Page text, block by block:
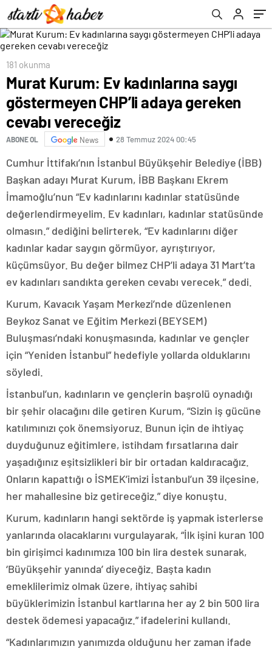
vereceğiz
181 okunma
Murat Kurum: Ev kadınlarına saygı
göstermeyen CHP’li adaya gereken
cevabı vereceğiz
ABONE OL News 28 Temmuz 2024 00:45
Cumhur İttifakı’nın İstanbul Büyükşehir Belediye (İBB)
Başkan adayı Murat Kurum, İBB Başkanı Ekrem
İmamoğlu’nun “Ev kadınlarını kadınlar statüsünde
değerlendirmeyelim. Ev kadınları, kadınlar statüsünde
olmasın.” dediğini belirterek, “Ev kadınlarını diğer
kadınlar kadar saygın görmüyor, ayrıştırıyor,
küçümsüyor. Bu değer bilmez CHP’li adaya 31 Mart’ta
ev kadınları sandıkta gereken cevabı verecek.” dedi.
Kurum, Kavacık Yaşam Merkezi’nde düzenlenen
Beykoz Sanat ve Eğitim Merkezi (BEYSEM)
Buluşması’ndaki konuşmasında, kadınlar ve gençler
için “Yeniden İstanbul” hedefiyle yollarda olduklarını
söyledi.
İstanbul’un, kadınların ve gençlerin başrolü oynadığı
bir şehir olacağını dile getiren Kurum, “Sizin iş gücüne
katılımınızı çok önemsiyoruz. Bunun için de ihtiyaç
duyduğunuz eğitimlere, istihdam fırsatlarına dair
yaşadığınız eşitsizlikleri bir bir ortadan kaldıracağız.
Onların kapattığı o İSMEK’imizi İstanbul’un 39 ilçesine,
her mahallesine biz getireceğiz.” diye konuştu.
Kurum, kadınların hangi sektörde iş yapmak isterlerse
yanlarında olacaklarını vurgulayarak, “İlk işini kuran 100
bin girişimci kadınımıza 100 bin lira destek sunarak,
‘Büyükşehir yanında’ diyeceğiz. Başta kadın
emeklilerimiz olmak üzere, ihtiyaç sahibi
büyüklerimizin İstanbul kartlarına her ay 2 bin 500 lira
destek ödemesi yapacağız.” ifadelerini kullandı.
“Kadınlarımızın yanımızda olduğunu her zaman ifade